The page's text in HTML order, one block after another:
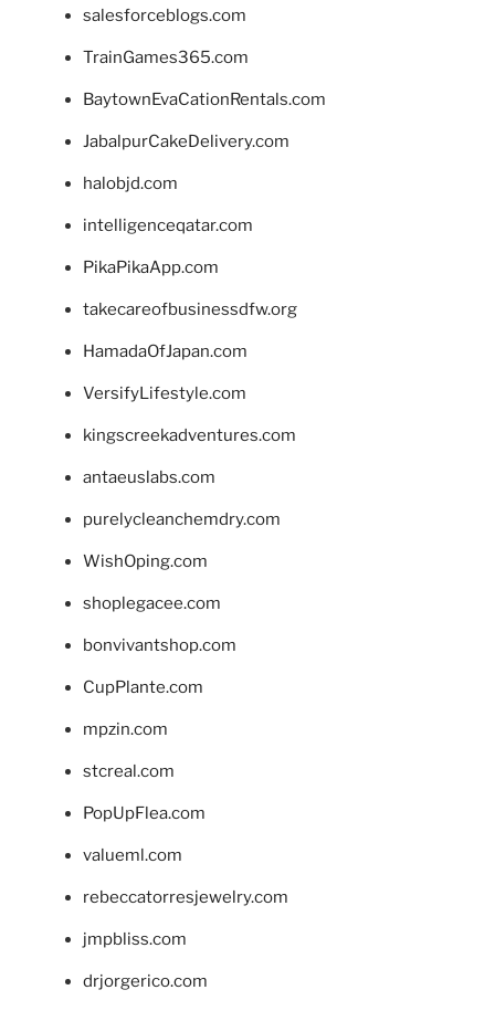
salesforceblogs.com
TrainGames365.com
BaytownEvaCationRentals.com
JabalpurCakeDelivery.com
halobjd.com
intelligenceqatar.com
PikaPikaApp.com
takecareofbusinessdfw.org
HamadaOfJapan.com
VersifyLifestyle.com
kingscreekadventures.com
antaeuslabs.com
purelycleanchemdry.com
WishOping.com
shoplegacee.com
bonvivantshop.com
CupPlante.com
mpzin.com
stcreal.com
PopUpFlea.com
valueml.com
rebeccatorresjewelry.com
jmpbliss.com
drjorgerico.com